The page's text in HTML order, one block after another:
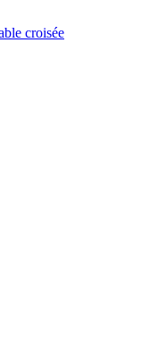
croisée